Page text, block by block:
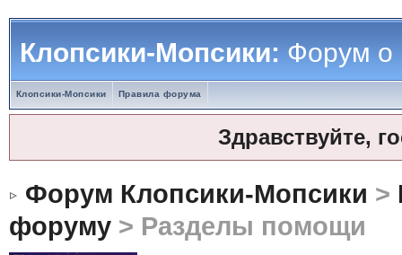
Клопсики-Мопсики:Форум о
Клопсики-Мопсики Правила форума
Здравствуйте,
Форум Клопсики-Мопсики >
форуму> Разделы помощи